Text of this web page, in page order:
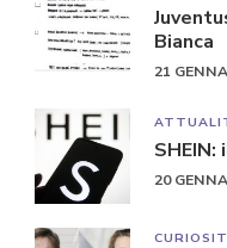
Bianca
21
20